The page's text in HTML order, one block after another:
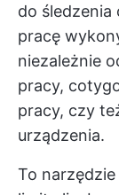
do śledzenia
pracę
niezależnie
pracy,
pracy, czy
urządzenia.
To